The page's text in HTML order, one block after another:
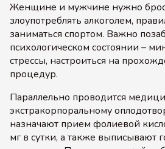
Женщине и мужчине нужно
злоупотреблять алкоголем,
заниматься спортом. Важно
психологическом состоянии –
стрессы, настроиться на
процедур.
Параллельно проводится
экстракорпоральному
назначают прием фолиевой
мг в сутки, а также выписывают